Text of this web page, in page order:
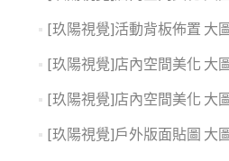
[玖陽視覺]活動背板佈置 大
[玖陽視覺]店內空間美化 大
[玖陽視覺]店內空間美化 大
[玖陽視覺]戶外版面貼圖 大